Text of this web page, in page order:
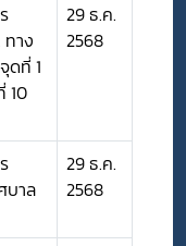
ทาง
ดที่ 1
10
29 ธ.ค.
2568
บาล
29 ธ.ค.
2568